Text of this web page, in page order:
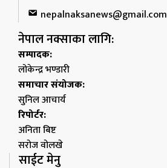
nepalnaksanews@gmail.com
नेपाल नक्साका लागि:
सम्पादक:
लोकेन्द्र भण्डारी
समाचार संयोजक:
सुनिल आचार्य
रिपोर्टर:
अनिता बिष्ट
सरोज वोलखे
साईट मेनु